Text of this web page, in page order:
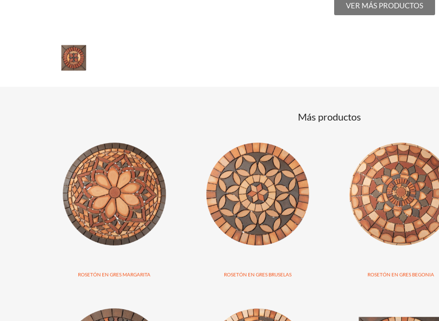
VER MÁS PRODUCTOS
Más productos
ROSETÓN EN GRES MARGARITA ROSETÓN EN GRES BRUSELAS ROSETÓN EN GRES BEGONIA